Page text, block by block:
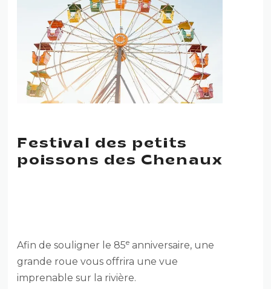
Festival des petits
poissons des Chenaux
Afin de souligner le 85e anniversaire, une
grande roue vous offrira une vue
imprenable sur la rivière.